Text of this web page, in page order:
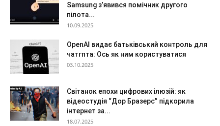
Samsung з’явився помічник другого
пілота...
10.09.2025
OpenAI видає батьківський контроль для
чатгпта: Ось як ним користуватися
03.10.2025
Світанок епохи цифрових ілюзій: як
відеостудія “Дор Бразерс” підкорила
інтернет за...
18.07.2025